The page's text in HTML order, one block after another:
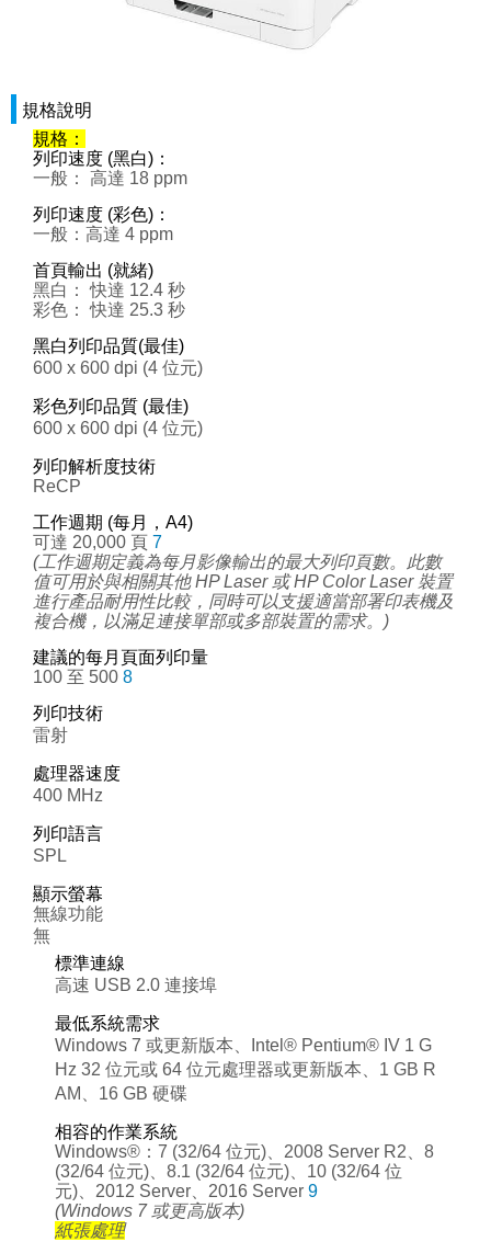
規格說明
規格：
列印速度 (黑白)：
一般： 高達 18 ppm
列印速度 (彩色)：
一般：高達 4 ppm
首頁輸出 (就緒)
黑白： 快達 12.4 秒
彩色： 快達 25.3 秒
黑白列印品質(最佳)
600 x 600 dpi (4 位元)
彩色列印品質 (最佳)
600 x 600 dpi (4 位元)
列印解析度技術
ReCP
工作週期 (每月，A4)
可達 20,000 頁 7
(工作週期定義為每月影像輸出的最大列印頁數。此數
值可用於與相關其他 HP Laser 或 HP Color Laser 裝置
進行產品耐用性比較，同時可以支援適當部署印表機及
複合機，以滿足連接單部或多部裝置的需求。)
建議的每月頁面列印量
100 至 500 8
列印技術
雷射
處理器速度
400 MHz
列印語言
SPL
顯示螢幕
無線功能
無
標準連線
高速 USB 2.0 連接埠
最低系統需求
Windows 7 或更新版本、Intel® Pentium® IV 1 G
Hz 32 位元或 64 位元處理器或更新版本、1 GB R
AM、16 GB 硬碟
相容的作業系統
Windows®：7 (32/64 位元)、2008 Server R2、8
(32/64 位元)、8.1 (32/64 位元)、10 (32/64 位
元)、2012 Server、2016 Server 9
(Windows 7 或更高版本)
紙張處理